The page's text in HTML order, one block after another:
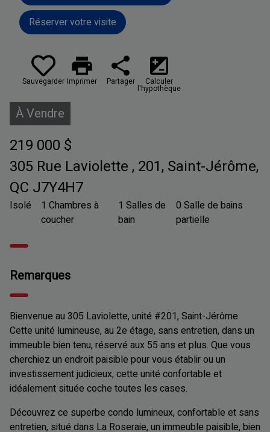
Réserver votre visite
Sauvegarder
print
Imprimer
share
Partager
iso
Calculer
l'hypothèque
À Vendre
219 000 $
305 Rue Laviolette , 201, Saint-Jérôme,
QC J7Y4H7
Isolé
1 Chambres à
coucher
1 Salles de
bain
0 Salle de bains
partielle
Remarques
Bienvenue au 305 Laviolette, unité #201, Saint-Jérôme.
Cette unité lumineuse, au 2e étage, sans entretien, dans un
immeuble bien tenu, réservé aux 55 ans et plus. Que vous
cherchiez un endroit paisible pour vous établir ou un
investissement judicieux, cette unité confortable et
idéalement située coche toutes les cases.
Découvrez ce superbe condo lumineux, confortable et sans
entretien, situé dans La Roseraie, un immeuble paisible, bien